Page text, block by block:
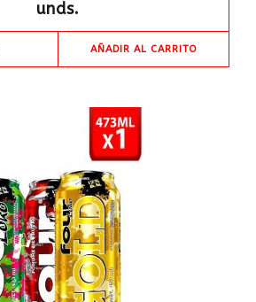
unds.
AÑADIR AL CARRITO